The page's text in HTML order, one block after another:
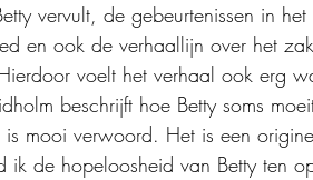
vervult, de gebeurtenissen in
en ook de verhaallijn over het
voelt het verhaal ook erg
beschrijft hoe Betty soms
mooi verwoord. Het is een
ik de hopeloosheid van Betty ten